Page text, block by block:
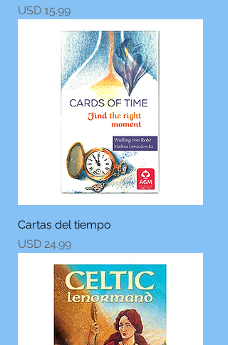
Precio
USD 15.99
Cartas del tiempo
Precio
USD 24.99